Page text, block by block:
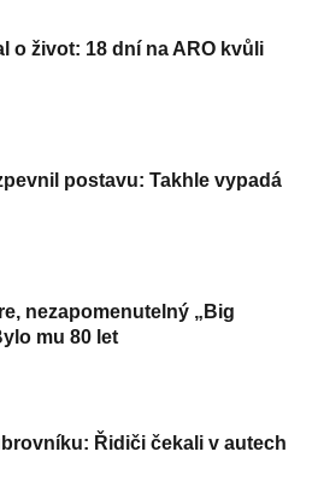
o život: 18 dní na ARO kvůli
postavu: Takhle vypadá
nezapomenutelný „Big
mu 80 let
Řidiči čekali v autech